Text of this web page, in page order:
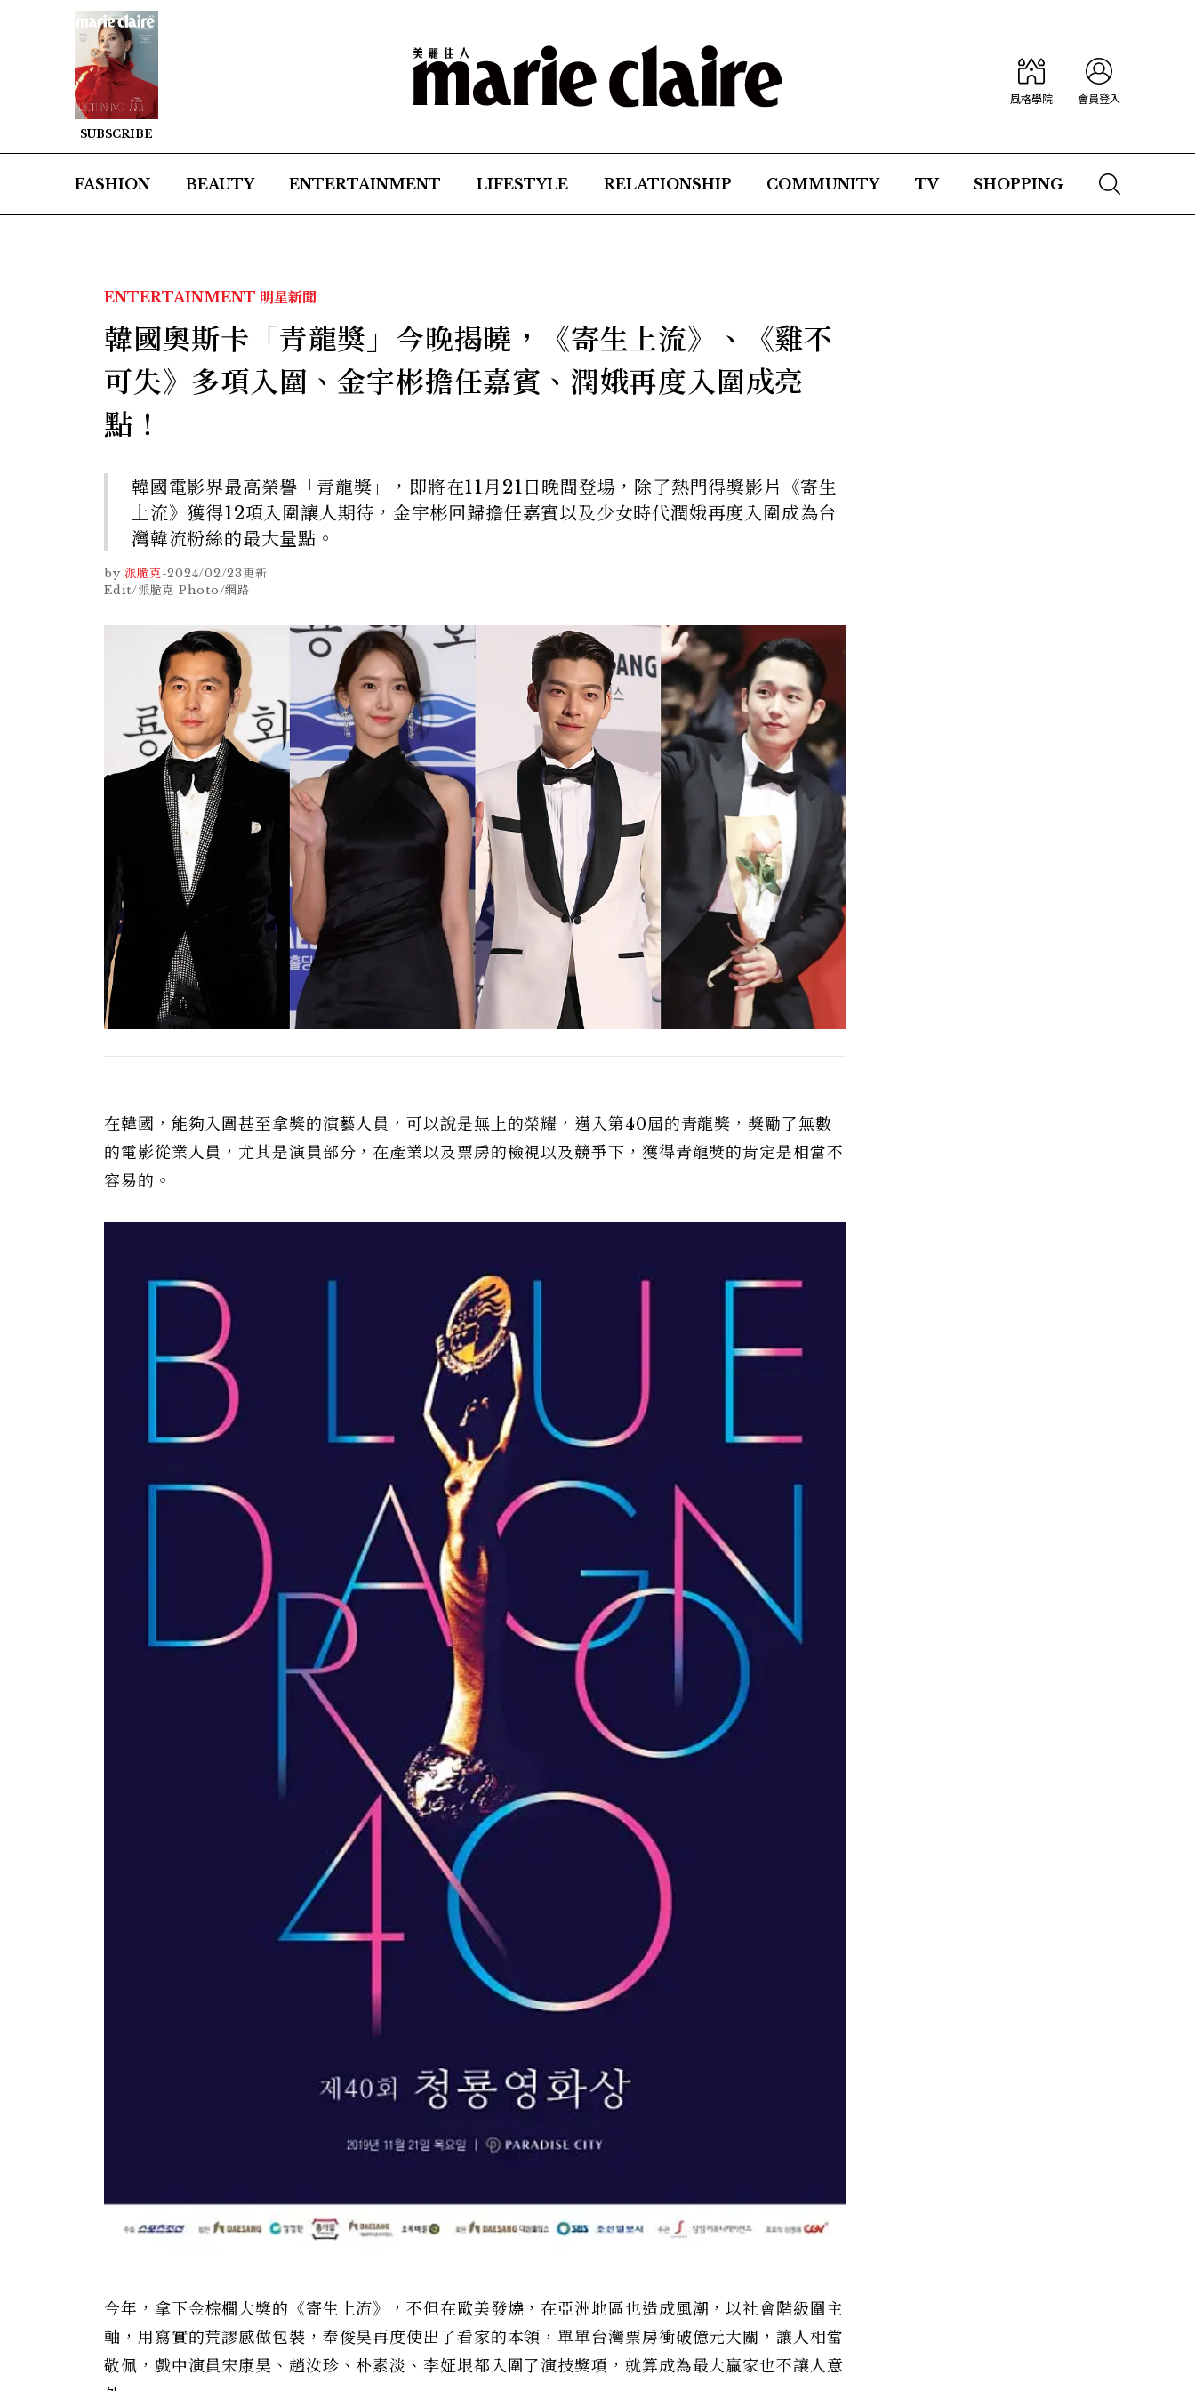
SUBSCRIBE
風格學院 會員登入
FASHION BEAUTY ENTERTAINMENT LIFESTYLE RELATIONSHIP COMMUNITY TV SHOPPING
ENTERTAINMENT 明星新聞
韓國奧斯卡「青龍獎」今晚揭曉，《寄生上流》、《雞不
可失》多項入圍、金宇彬擔任嘉賓、潤娥再度入圍成亮
點！
韓國電影界最高榮譽「青龍獎」，即將在11月21日晚間登場，除了熱門得獎影片《寄生
上流》獲得12項入圍讓人期待，金宇彬回歸擔任嘉賓以及少女時代潤娥再度入圍成為台
灣韓流粉絲的最大量點。
by 派脆克-2024/02/23更新
Edit/派脆克 Photo/網路
在韓國，能夠入圍甚至拿獎的演藝人員，可以說是無上的榮耀，邁入第40屆的青龍獎，獎勵了無數
的電影從業人員，尤其是演員部分，在產業以及票房的檢視以及競爭下，獲得青龍獎的肯定是相當不
容易的。
今年，拿下金棕櫚大獎的《寄生上流》，不但在歐美發燒，在亞洲地區也造成風潮，以社會階級圍主
軸，用寫實的荒謬感做包裝，奉俊昊再度使出了看家的本領，單單台灣票房衝破億元大關，讓人相當
敬佩，戲中演員宋康昊、趙汝珍、朴素淡、李姃垠都入圍了演技獎項，就算成為最大贏家也不讓人意